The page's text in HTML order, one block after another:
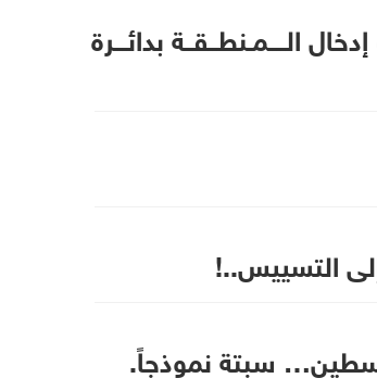
الــــمـنطــقــة بدائـــرة
التسييس..!
سبتة نموذجاً.